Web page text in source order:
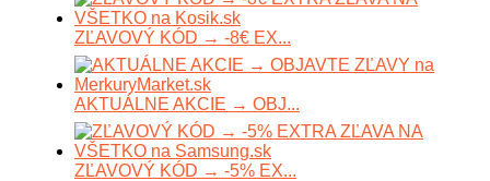
ZĽAVOVÝ KÓD → -8€ EX...
AKTUÁLNE AKCIE → OBJ...
ZĽAVOVÝ KÓD → -5% EX...